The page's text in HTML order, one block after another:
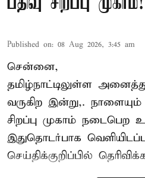
Published on: 08 Aug 2026, 3:45 am
சென்னை,
தமிழ்நாட்டிலுள்ள
வருகிற இன்று,.
சிறப்பு முகாம் நடைபெற
இதுதொடர்பாக
செய்திக்குறிப்பில்